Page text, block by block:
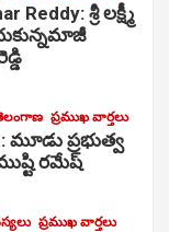
Reddy: శ్రీ లక్ష్మీ
ప్రముఖ వార్తలు
మూడు ప్రభుత్వ
రమేష్
ప్రముఖ వార్తలు